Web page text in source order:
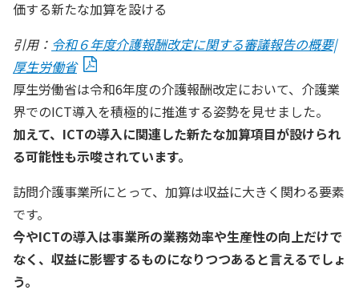
価する新たな加算を設ける
引用： 令和６年度介護報酬改定に関する審議報告の概要|
厚生労働省
厚生労働省は令和6年度の介護報酬改定において、介護業
界でのICT導入を積極的に推進する姿勢を見せました。
加えて、ICTの導入に関連した新たな加算項目が設けられ
る可能性も示唆されています。
訪問介護事業所にとって、加算は収益に大きく関わる要素
です。
今やICTの導入は事業所の業務効率や生産性の向上だけで
なく、収益に影響するものになりつつあると言えるでしょ
う。